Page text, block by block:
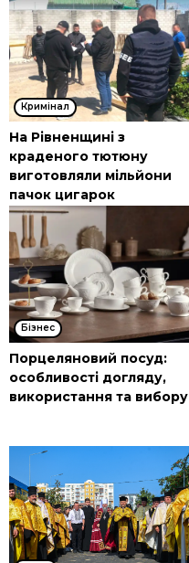
Кримінал
На Рівненщині з
краденого тютюну
виготовляли мільйони
пачок цигарок
Бізнес
Порцеляновий посуд:
особливості догляду,
використання та вибору